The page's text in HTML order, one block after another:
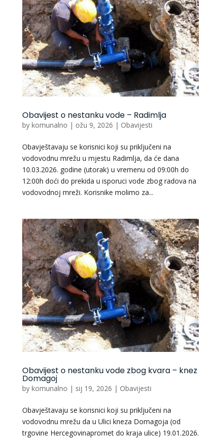
Obavijest o nestanku vode – Radimlja
by komunalno | ožu 9, 2026 | Obavijesti
Obavještavaju se korisnici koji su priključeni na
vodovodnu mrežu u mjestu Radimlja, da će dana
10.03.2026. godine (utorak) u vremenu od 09:00h do
12:00h doći do prekida u isporuci vode zbog radova na
vodovodnoj mreži. Korisnike molimo za...
Obavijest o nestanku vode zbog kvara – knez
Domagoj
by komunalno | sij 19, 2026 | Obavijesti
Obavještavaju se korisnici koji su priključeni na
vodovodnu mrežu da u Ulici kneza Domagoja (od
trgovine Hercegovinapromet do kraja ulice) 19.01.2026.